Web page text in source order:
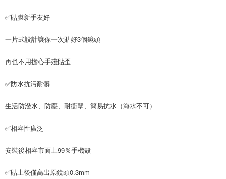
✅貼膜新手友好
一片式設計讓你一次貼好3個鏡頭
再也不用擔心手殘貼歪
✅防水抗污耐髒
生活防潑水、防塵、耐衝擊、簡易抗水（海水不可）
✅相容性廣泛
安裝後相容市面上99％手機殼
✅貼上後僅高出原鏡頭0.3mm